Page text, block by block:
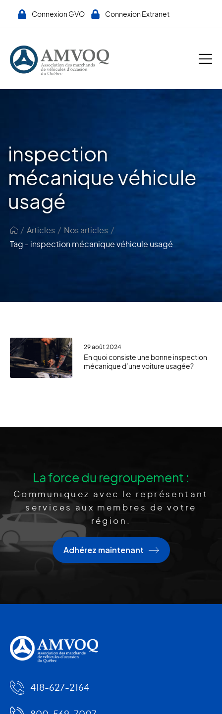
Connexion GVO Connexion Extranet
inspection
mécanique véhicule
usagé
/ Articles / Nos articles /
Tag - inspection mécanique véhicule usagé
29 août 2024
En quoi consiste une bonne inspection
mécanique d’une voiture usagée?
La force du regroupement :
Communiquez avec le représentant
services aux membres de votre
région.
Adhérez maintenant
418-627-2164